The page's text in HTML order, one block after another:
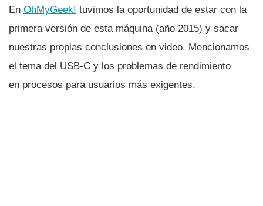
En OhMyGeek! tuvimos la oportunidad de estar con la
primera versión de esta máquina (año 2015) y sacar
nuestras propias conclusiones en video. Mencionamos
el tema del USB-C y los problemas de rendimiento
en procesos para usuarios más exigentes.